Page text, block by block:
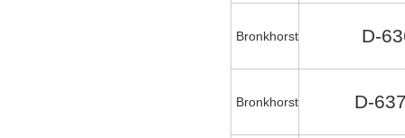
Bronkhorst D-
Bronkhorst D-